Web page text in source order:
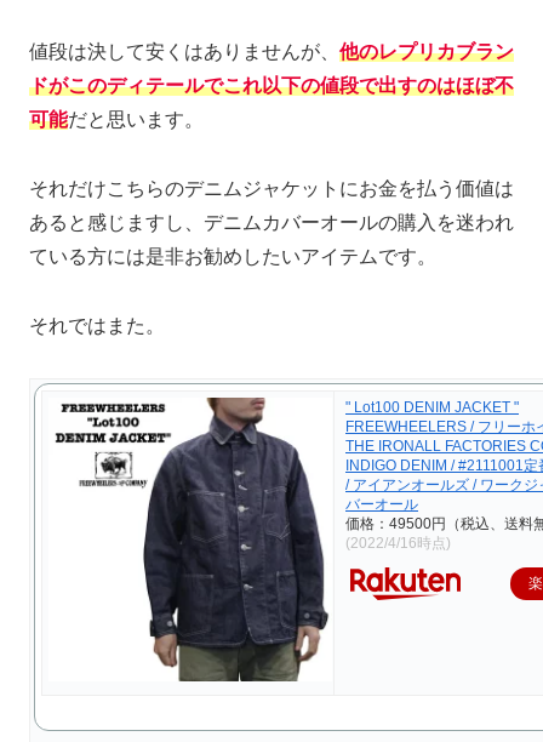
値段は決して安くはありませんが、 他のレプリカブラン
ドがこのディテールでこれ以下の値段で出すのはほぼ不
可能だと思います。
それだけこちらのデニムジャケットにお金を払う価値は
あると感じますし、デニムカバーオールの購入を迷われ
ている方には是非お勧めしたいアイテムです。
それではまた。
" Lot100 DENIM JACKET "
FREEWHEELERS / フリーホ
THE IRONALL FACTORIES
INDIGO DENIM / #2111001定
/ アイアンオールズ / ワークジ
バーオール
価格：49500円（税込、送料
(2022/4/16時点)